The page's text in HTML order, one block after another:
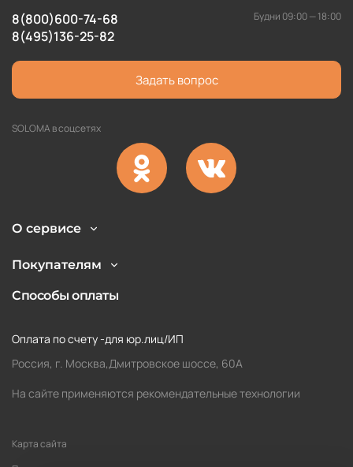
8(800)600-74-68
8(495)136-25-82
Будни 09:00 — 18:00
Задать вопрос
SOLOMA в соцсетях
О сервисе
Покупателям
Способы оплаты
Оплата по счету -для юр.лиц/ИП
Россия, г. Москва,Дмитровское шоссе, 60А
На сайте применяются рекомендательные технологии
Карта сайта